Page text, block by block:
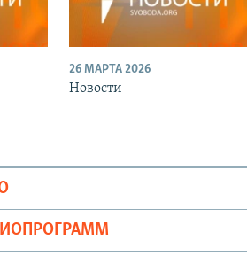
26 МАРТА 2026
Новости